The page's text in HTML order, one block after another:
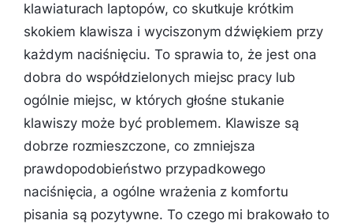
klawiaturach laptopów, co skutkuje krótkim
skokiem klawisza i wyciszonym dźwiękiem przy
każdym naciśnięciu. To sprawia to, że jest ona
dobra do współdzielonych miejsc pracy lub
ogólnie miejsc, w których głośne stukanie
klawiszy może być problemem. Klawisze są
dobrze rozmieszczone, co zmniejsza
prawdopodobieństwo przypadkowego
naciśnięcia, a ogólne wrażenia z komfortu
pisania są pozytywne. To czego mi brakowało to